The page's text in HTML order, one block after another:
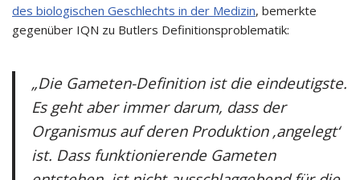
des biologischen Geschlechts in der Medizin, bemerkte
gegenüber IQN zu Butlers Definitionsproblematik:
„Die Gameten-Definition ist die eindeutigste.
Es geht aber immer darum, dass der
Organismus auf deren Produktion ‚angelegt‘
ist. Dass funktionierende Gameten